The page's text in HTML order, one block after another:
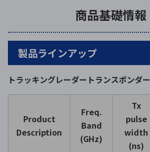
商品基礎情報
製品ラインアップ
トラッキングレーダートランスポンダー
Product
Description
Freq.
Band
(GHz)
Tx
pulse
width
(ns)